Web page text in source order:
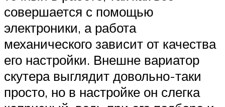
совершается с помощью
электроники, а работа
механического зависит от качества
его настройки. Внешне вариатор
скутера выглядит довольно-таки
просто, но в настройке он слегка